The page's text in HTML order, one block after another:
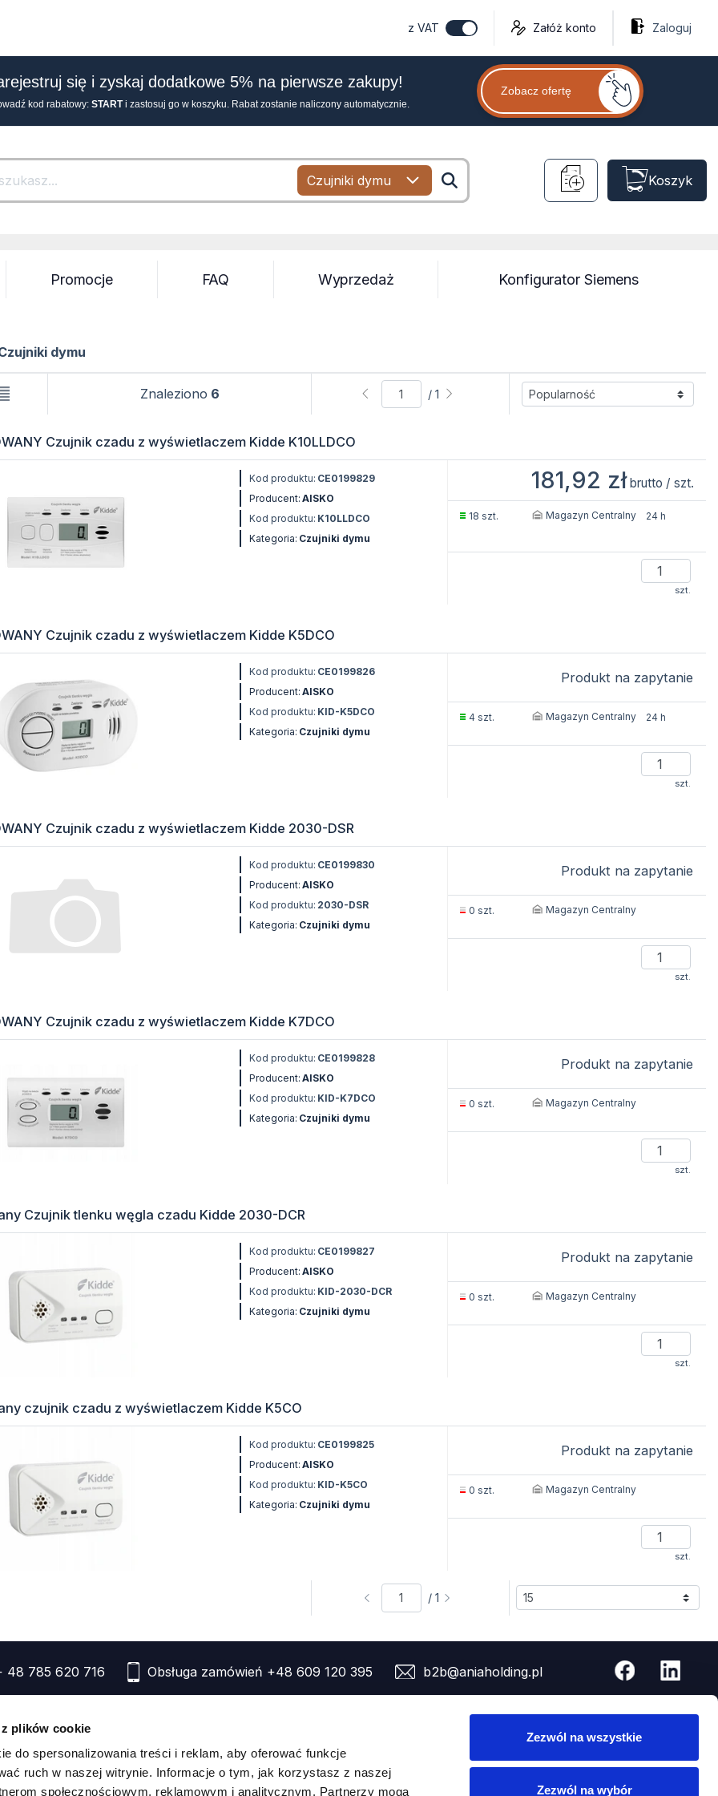
plików cookie
do spersonalizowania treści i reklam, aby oferować funkcje
ruch w naszej witrynie. Informacje o tym, jak korzystasz z naszej
społecznościowym, reklamowym i analitycznym. Partnerzy mogą
Zezwól na wszystkie
Zezwól na wybór
z VAT Załóż konto Zaloguj
się i zyskaj dodatkowe 5% na pierwsze zakupy!
kod rabatowy: STARTi zastosuj go w koszyku. Rabat zostanie naliczony automatycznie.
Zobacz ofertę
Czujniki dymu
Search
Koszyk
Promocje FAQ Wyprzedaż Konfigurator Siemens
dymu
Znaleziono 6 / 1
Czujnik czadu z wyświetlaczem Kidde K10LLDCO
Kod produktu: CE0199829
Producent: AISKO
Kod produktu: K10LLDCO
Kategoria: Czujniki dymu
181,92 zł brutto / szt.
18 szt. Magazyn Centralny 24 h
szt.
Czujnik czadu z wyświetlaczem Kidde K5DCO
Kod produktu: CE0199826
Producent: AISKO
Kod produktu: KID-K5DCO
Kategoria: Czujniki dymu
Produkt na zapytanie
4 szt. Magazyn Centralny 24 h
szt.
Czujnik czadu z wyświetlaczem Kidde 2030-DSR
Kod produktu: CE0199830
Producent: AISKO
Kod produktu: 2030-DSR
Kategoria: Czujniki dymu
Produkt na zapytanie
0 szt. Magazyn Centralny
szt.
Czujnik czadu z wyświetlaczem Kidde K7DCO
Kod produktu: CE0199828
Producent: AISKO
Kod produktu: KID-K7DCO
Kategoria: Czujniki dymu
Produkt na zapytanie
0 szt. Magazyn Centralny
szt.
Czujnik tlenku węgla czadu Kidde 2030-DCR
Kod produktu: CE0199827
Producent: AISKO
Kod produktu: KID-2030-DCR
Kategoria: Czujniki dymu
Produkt na zapytanie
0 szt. Magazyn Centralny
szt.
czujnik czadu z wyświetlaczem Kidde K5CO
Kod produktu: CE0199825
Producent: AISKO
Kod produktu: KID-K5CO
Kategoria: Czujniki dymu
Produkt na zapytanie
0 szt. Magazyn Centralny
szt.
/ 1
48 785 620 716 Obsługa zamówień +48 609 120 395 b2b@aniaholding.pl
sklepu dla klientów B2B
Regulamin ogólnych warunków
promocji
Jak poruszać się po serwisie
Nasza lokalizacja